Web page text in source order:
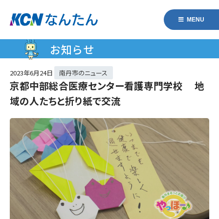
MENU
お知らせ
2023年6月24日 南丹市のニュース
京都中部総合医療センター看護専門学校 地
域の人たちと折り紙で交流